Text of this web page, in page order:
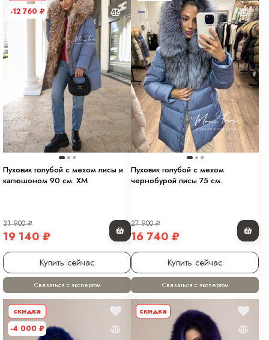
-12 760 ₽
Пуховик голубой с мехом лисы и
капюшоном 90 см. ХМ
31 900₽
19 140 ₽
Купить сейчас
Связаться с экспертом
Пуховик голубой с мехом
чернобурой лисы 75 см.
27 900₽
16 740 ₽
Купить сейчас
Связаться с экспертом
скидка
-4 000 ₽
скидка